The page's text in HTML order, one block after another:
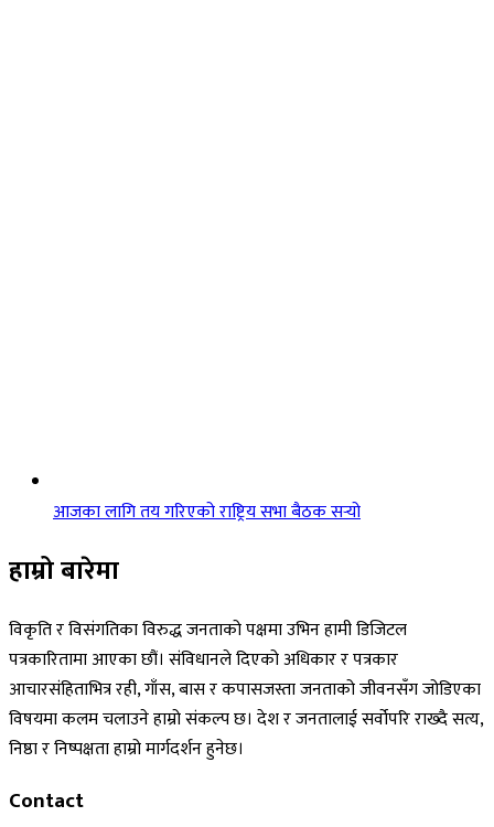
आजका लागि तय गरिएको राष्ट्रिय सभा बैठक सर्‍यो
हाम्रो बारेमा
विकृति र विसंगतिका विरुद्ध जनताको पक्षमा उभिन हामी डिजिटल
पत्रकारितामा आएका छौं। संविधानले दिएको अधिकार र पत्रकार
आचारसंहिताभित्र रही, गाँस, बास र कपासजस्ता जनताको जीवनसँग जोडिएका
विषयमा कलम चलाउने हाम्रो संकल्प छ। देश र जनतालाई सर्वोपरि राख्दै सत्य,
निष्ठा र निष्पक्षता हाम्रो मार्गदर्शन हुनेछ।
Contact